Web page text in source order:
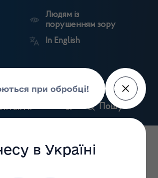
Людям із
порушенням зору
In English
Пошук
Державні
Антикорупційний
портал